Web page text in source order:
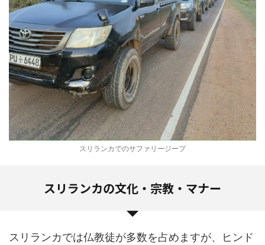
スリランカでのサファリージープ
スリランカの文化・宗教・マナー
スリランカでは仏教徒が多数を占めますが、ヒンド